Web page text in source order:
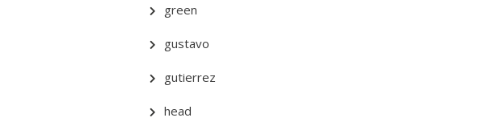
green
gustavo
gutierrez
head